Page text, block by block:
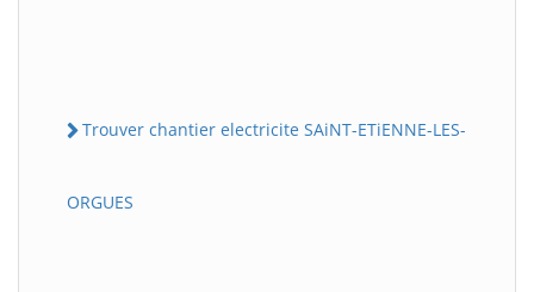
Trouver chantier electricite SAiNT-ETiENNE-LES-
ORGUES